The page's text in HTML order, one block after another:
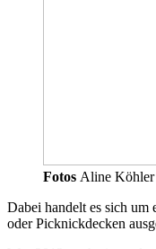
Fotos Aline Köhler
Dabei handelt es sich
oder Picknickdecken